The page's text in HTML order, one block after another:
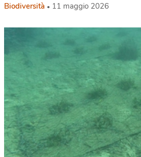
Biodiversità 11 maggio 2026